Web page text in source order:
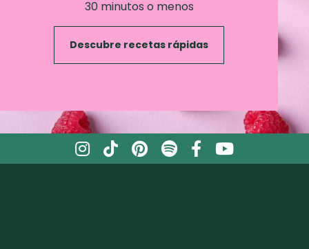
30 minutos o menos
Descubre recetas rápidas